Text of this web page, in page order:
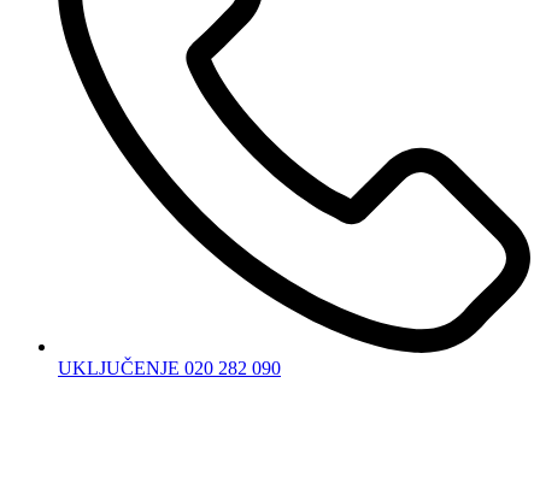
UKLJUČENJE 020 282 090